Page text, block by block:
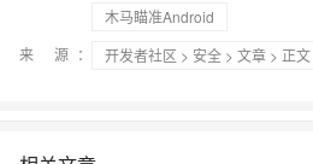
木马瞄准Android
来 源：
开发者社区 > 安全 > 文章 > 正文